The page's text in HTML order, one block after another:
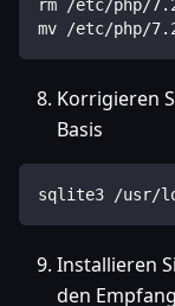
rm /etc/php/
mv /etc/php/
Korrigieren
Basis
sqlite3 /usr/
Installieren
den